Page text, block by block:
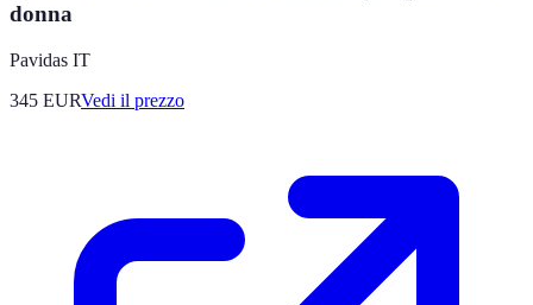
donna
Pavidas IT
345 EURVedi il prezzo